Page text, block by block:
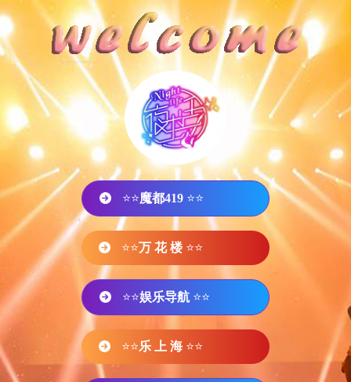
⭐⭐魔都419 ⭐⭐
⭐⭐万 花 楼 ⭐⭐
⭐⭐娱乐导航 ⭐⭐
⭐⭐乐 上 海 ⭐⭐